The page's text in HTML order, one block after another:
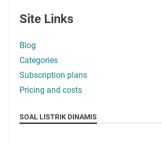
Site Links
Blog
Categories
Subscription plans
Pricing and costs
SOAL LISTRIK DINAMIS